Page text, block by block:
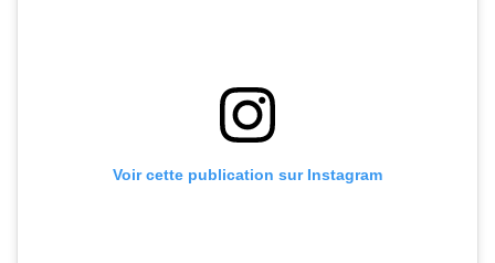
Voir cette publication sur Instagram